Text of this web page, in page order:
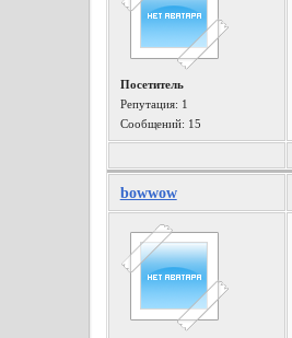
Посетитель
Репутация: 1
Сообщений: 15
bowwow